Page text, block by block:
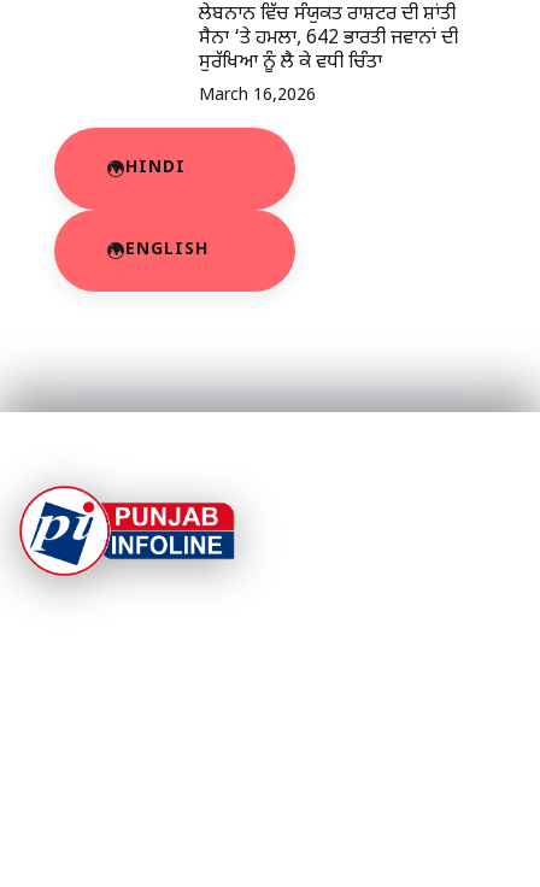
ਲੇਬਨਾਨ ਵਿੱਚ ਸੰਯੁਕਤ ਰਾਸ਼ਟਰ ਦੀ ਸ਼ਾਂਤੀ
ਸੈਨਾ ‘ਤੇ ਹਮਲਾ, 642 ਭਾਰਤੀ ਜਵਾਨਾਂ ਦੀ
ਸੁਰੱਖਿਆ ਨੂੰ ਲੈ ਕੇ ਵਧੀ ਚਿੰਤਾ
March 16,2026
HINDI
ENGLISH